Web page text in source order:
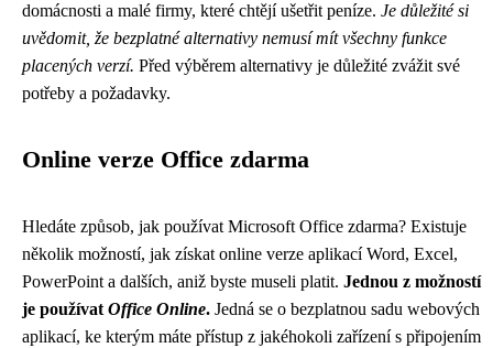
domácnosti a malé firmy, které chtějí ušetřit peníze. Je důležité si
uvědomit, že bezplatné alternativy nemusí mít všechny funkce
placených verzí. Před výběrem alternativy je důležité zvážit své
potřeby a požadavky.
Online verze Office zdarma
Hledáte způsob, jak používat Microsoft Office zdarma? Existuje
několik možností, jak získat online verze aplikací Word, Excel,
PowerPoint a dalších, aniž byste museli platit. Jednou z možností
je používat Office Online. Jedná se o bezplatnou sadu webových
aplikací, ke kterým máte přístup z jakéhokoli zařízení s připojením